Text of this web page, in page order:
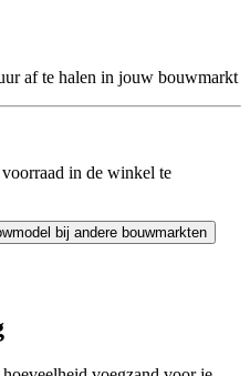
af te halen in jouw bouwmarkt
in de winkel te
bij andere bouwmarkten